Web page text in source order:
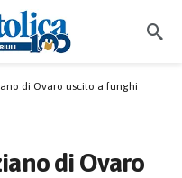
di Ovaro uscito a funghi
di Ovaro